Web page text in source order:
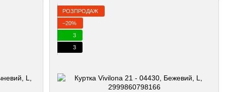
РОЗПРОДАЖ
−20%
3
3